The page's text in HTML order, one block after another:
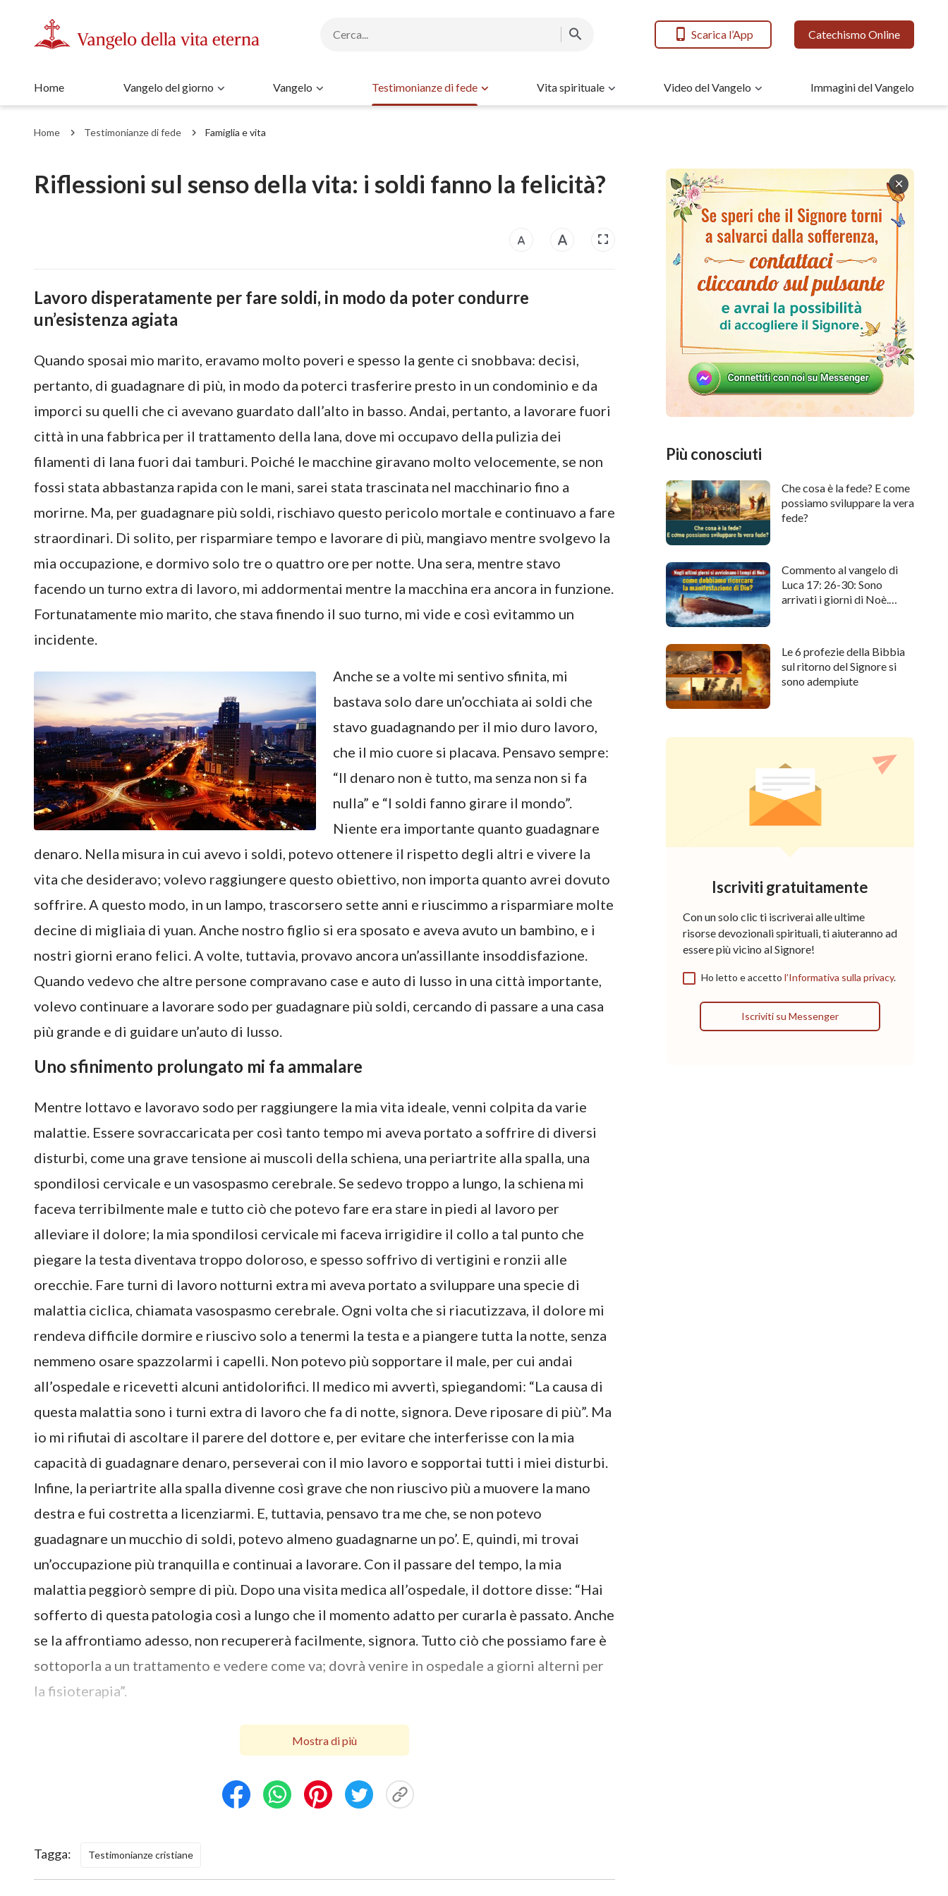
Scarica l’App Catechismo Online
Home Vangelo del giorno Vangelo Testimonianze di fede Vita spirituale Video del Vangelo Immagini del Vangelo
Home Testimonianze di fede Famiglia e vita
Riflessioni sul senso della vita: i soldi fanno la felicità?
Lavoro disperatamente per fare soldi, in modo da poter condurre
un’esistenza agiata
Quando sposai mio marito, eravamo molto poveri e spesso la gente ci snobbava: decisi,
pertanto, di guadagnare di più, in modo da poterci trasferire presto in un condominio e da
imporci su quelli che ci avevano guardato dall’alto in basso. Andai, pertanto, a lavorare fuori
città in una fabbrica per il trattamento della lana, dove mi occupavo della pulizia dei
filamenti di lana fuori dai tamburi. Poiché le macchine giravano molto velocemente, se non
fossi stata abbastanza rapida con le mani, sarei stata trascinata nel macchinario fino a
morirne. Ma, per guadagnare più soldi, rischiavo questo pericolo mortale e continuavo a fare
straordinari. Di solito, per risparmiare tempo e lavorare di più, mangiavo mentre svolgevo la
mia occupazione, e dormivo solo tre o quattro ore per notte. Una sera, mentre stavo
facendo un turno extra di lavoro, mi addormentai mentre la macchina era ancora in funzione.
Fortunatamente mio marito, che stava finendo il suo turno, mi vide e così evitammo un
incidente.
Anche se a volte mi sentivo sfinita, mi
bastava solo dare un’occhiata ai soldi che
stavo guadagnando per il mio duro lavoro,
che il mio cuore si placava. Pensavo sempre:
“Il denaro non è tutto, ma senza non si fa
nulla” e “I soldi fanno girare il mondo”.
Niente era importante quanto guadagnare
denaro. Nella misura in cui avevo i soldi, potevo ottenere il rispetto degli altri e vivere la
vita che desideravo; volevo raggiungere questo obiettivo, non importa quanto avrei dovuto
soffrire. A questo modo, in un lampo, trascorsero sette anni e riuscimmo a risparmiare molte
decine di migliaia di yuan. Anche nostro figlio si era sposato e aveva avuto un bambino, e i
nostri giorni erano felici. A volte, tuttavia, provavo ancora un’assillante insoddisfazione.
Quando vedevo che altre persone compravano case e auto di lusso in una città importante,
volevo continuare a lavorare sodo per guadagnare più soldi, cercando di passare a una casa
più grande e di guidare un’auto di lusso.
Uno sfinimento prolungato mi fa ammalare
Mentre lottavo e lavoravo sodo per raggiungere la mia vita ideale, venni colpita da varie
malattie. Essere sovraccaricata per così tanto tempo mi aveva portato a soffrire di diversi
disturbi, come una grave tensione ai muscoli della schiena, una periartrite alla spalla, una
spondilosi cervicale e un vasospasmo cerebrale. Se sedevo troppo a lungo, la schiena mi
faceva terribilmente male e tutto ciò che potevo fare era stare in piedi al lavoro per
alleviare il dolore; la mia spondilosi cervicale mi faceva irrigidire il collo a tal punto che
piegare la testa diventava troppo doloroso, e spesso soffrivo di vertigini e ronzii alle
orecchie. Fare turni di lavoro notturni extra mi aveva portato a sviluppare una specie di
malattia ciclica, chiamata vasospasmo cerebrale. Ogni volta che si riacutizzava, il dolore mi
rendeva difficile dormire e riuscivo solo a tenermi la testa e a piangere tutta la notte, senza
nemmeno osare spazzolarmi i capelli. Non potevo più sopportare il male, per cui andai
all’ospedale e ricevetti alcuni antidolorifici. Il medico mi avvertì, spiegandomi: “La causa di
questa malattia sono i turni extra di lavoro che fa di notte, signora. Deve riposare di più”. Ma
io mi rifiutai di ascoltare il parere del dottore e, per evitare che interferisse con la mia
capacità di guadagnare denaro, perseverai con il mio lavoro e sopportai tutti i miei disturbi.
Infine, la periartrite alla spalla divenne così grave che non riuscivo più a muovere la mano
destra e fui costretta a licenziarmi. E, tuttavia, pensavo tra me che, se non potevo
guadagnare un mucchio di soldi, potevo almeno guadagnarne un po’. E, quindi, mi trovai
un’occupazione più tranquilla e continuai a lavorare. Con il passare del tempo, la mia
malattia peggiorò sempre di più. Dopo una visita medica all’ospedale, il dottore disse: “Hai
sofferto di questa patologia così a lungo che il momento adatto per curarla è passato. Anche
se la affrontiamo adesso, non recupererà facilmente, signora. Tutto ciò che possiamo fare è
sottoporla a un trattamento e vedere come va; dovrà venire in ospedale a giorni alterni per
la fisioterapia”.
Dopo circa venti giorni di trattamento, mio figlio assunse un’espressione truce e disse in
tono brusco: “Stai spendendo tutti i nostri soldi per le tue tante malattie”. Anche mio marito
si lamentò e commentò: “Non sei capace di guadagnare soldi, ma continui a spenderli”.
Ascoltando i loro rimproveri tanto freddi, ne fui così ferita che scoppiai in lacrime e mi
e pensai a come avevo trascorso la maggior parte della mia vita lavorando sodo per
guadagnare denaro. Avevo pensato che sarei stata capace di condurre un’esistenza felice se
Mostra di più
Tagga: Testimonianze cristiane
Più conosciuti
Che cosa è la fede? E come
possiamo sviluppare la vera
fede?
Commento al vangelo di
Luca 17: 26-30: Sono
arrivati i giorni di Noè.
Le 6 profezie della Bibbia
sul ritorno del Signore si
sono adempiute
Iscriviti gratuitamente
Con un solo clic ti iscriverai alle ultime
risorse devozionali spirituali, ti aiuteranno ad
essere più vicino al Signore!
Ho letto e accetto l’Informativa sulla privacy.
Iscriviti su Messenger